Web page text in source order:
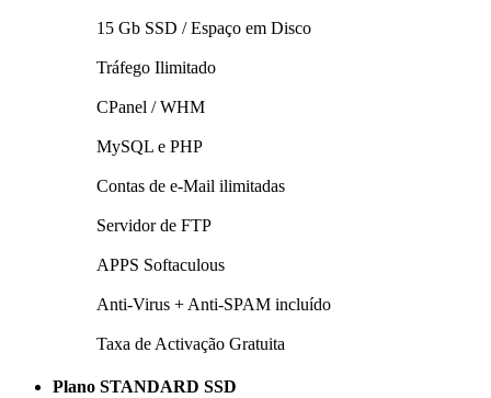
15 Gb SSD / Espaço em Disco
Tráfego Ilimitado
CPanel / WHM
MySQL e PHP
Contas de e-Mail ilimitadas
Servidor de FTP
APPS Softaculous
Anti-Virus + Anti-SPAM incluí­do
Taxa de Activação Gratuita
Plano STANDARD SSD